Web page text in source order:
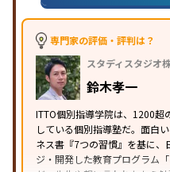
※2023年3月調査。小学校高学年
専門家の評価・評判は？
スタディスタジオ
鈴木孝一
ITTO個別指導学院は、1200超
している個別指導塾だ。面白
ネス書『7つの習慣』を基に
ジ・開発した教育プログラム